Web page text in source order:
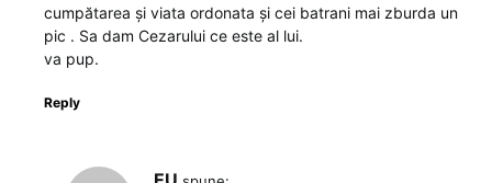
cumpătarea și viata ordonata și cei batrani mai zburda un
pic . Sa dam Cezarului ce este al lui.
va pup.
Reply